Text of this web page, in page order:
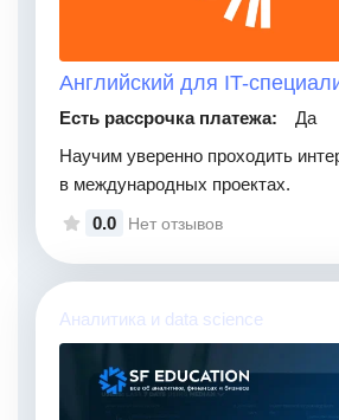
Английский для IT-
Есть рассрочка платежа:
Да
Научим уверенно проходить
в международных проектах.
0.0
Нет отзывов
Аналитика и data science